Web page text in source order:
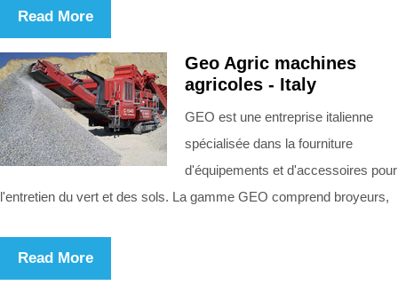
Read More
Geo Agric machines
agricoles - Italy
GEO est une entreprise italienne
spécialisée dans la fourniture
d'équipements et d'accessoires pour
l'entretien du vert et des sols. La gamme GEO comprend broyeurs,
Read More